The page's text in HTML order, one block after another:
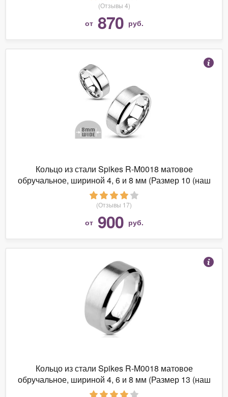
(Отзывы 4)
от 870 руб.
Кольцо из стали Spikes R-M0018 матовое
обручальное, шириной 4, 6 и 8 мм (Размер 10 (наш
19,8), 8)
(Отзывы 17)
от 900 руб.
Кольцо из стали Spikes R-M0018 матовое
обручальное, шириной 4, 6 и 8 мм (Размер 13 (наш
22,3), 8)